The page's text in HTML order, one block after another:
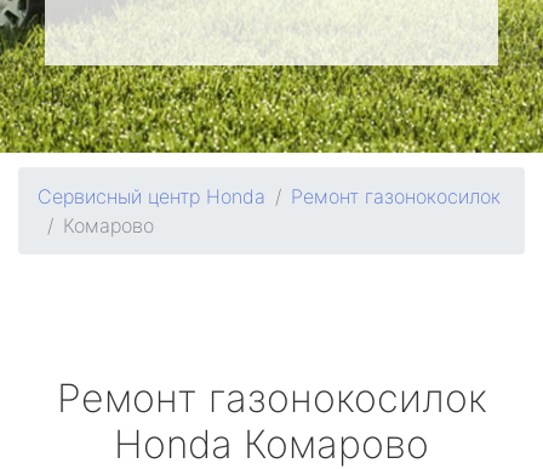
Сервисный центр Honda
Ремонт газонокосилок
Комарово
Ремонт газонокосилок
Honda Комарово